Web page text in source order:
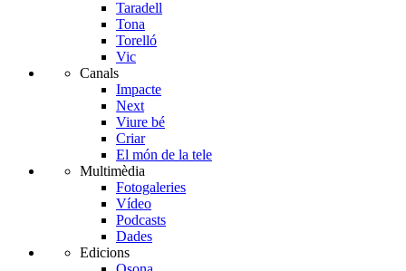
Taradell
Tona
Torelló
Vic
Canals
Impacte
Next
Viure bé
Criar
El món de la tele
Multimèdia
Fotogaleries
Vídeo
Podcasts
Dades
Edicions